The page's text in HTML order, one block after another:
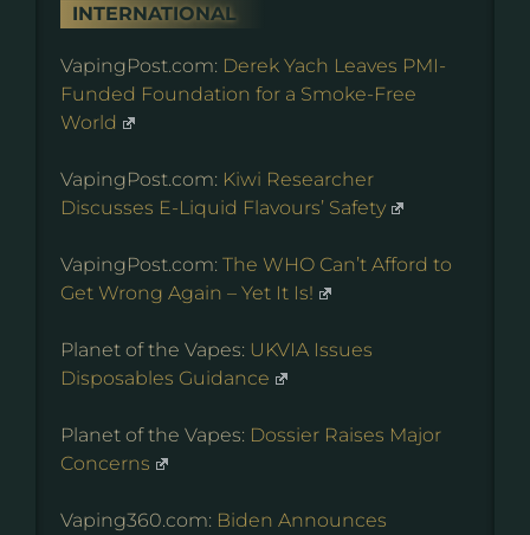
INTERNATIONAL
VapingPost.com: Derek Yach Leaves PMI-
Funded Foundation for a Smoke-Free
World
VapingPost.com: Kiwi Researcher
Discusses E-Liquid Flavours’ Safety
VapingPost.com: The WHO Can’t Afford to
Get Wrong Again – Yet It Is!
Planet of the Vapes: UKVIA Issues
Disposables Guidance
Planet of the Vapes: Dossier Raises Major
Concerns
Vaping360.com: Biden Announces